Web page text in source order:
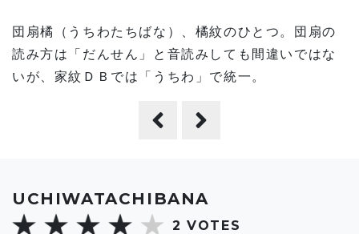
UCHIWATACHIBANA
2 VOTES
団扇橘（うちわたちばな）、橘紋のひとつ。団扇の
読み方は「だんせん」と音読みしても間違いではな
いが、家紋ＤＢでは「うちわ」で統一。